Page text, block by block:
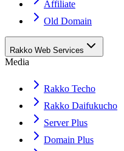
Affiliate
Old Domain
Rakko Web Services
Media
Rakko Techo
Rakko Daifukucho
Server Plus
Domain Plus